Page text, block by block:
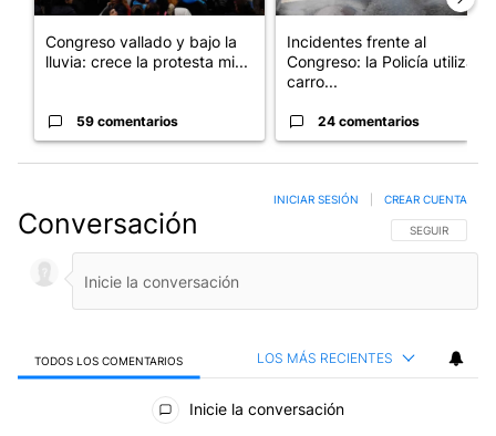
Congreso vallado y bajo la
lluvia: crece la protesta mi...
59 comentarios
Incidentes frente al
Congreso: la Policía utiliza
carro...
24 comentarios
Conversación SIGA ESTA
SEGUIR
INICIAR SESIÓN CREAR CUENTA
TODOS LOS COMENTARIOS LOS MÁS RECIENTES
Todos los comentarios
Inicie la conversación